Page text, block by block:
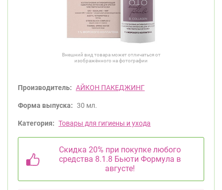
Внешний вид товара может отличаться от
изображённого на фотографии
Производитель: АЙКОН ПАКЕДЖИНГ
Форма выпуска: 30 мл.
Категория: Товары для гигиены и ухода
Скидка 20% при покупке любого
средства 8.1.8 Бьюти Формула в
августе!